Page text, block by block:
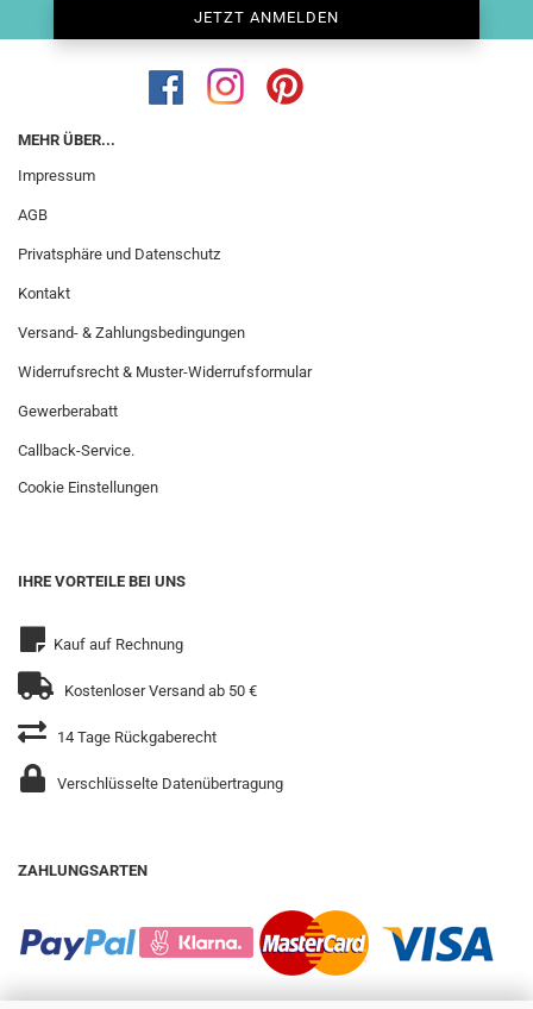
MEHR ÜBER...
Impressum
AGB
Privatsphäre und Datenschutz
Kontakt
Versand- & Zahlungsbedingungen
Widerrufsrecht & Muster-Widerrufsformular
Gewerberabatt
Callback-Service.
Cookie Einstellungen
IHRE VORTEILE BEI UNS
Kauf auf Rechnung
Kostenloser Versand ab 50 €
14 Tage Rückgaberecht
Verschlüsselte Datenübertragung
ZAHLUNGSARTEN